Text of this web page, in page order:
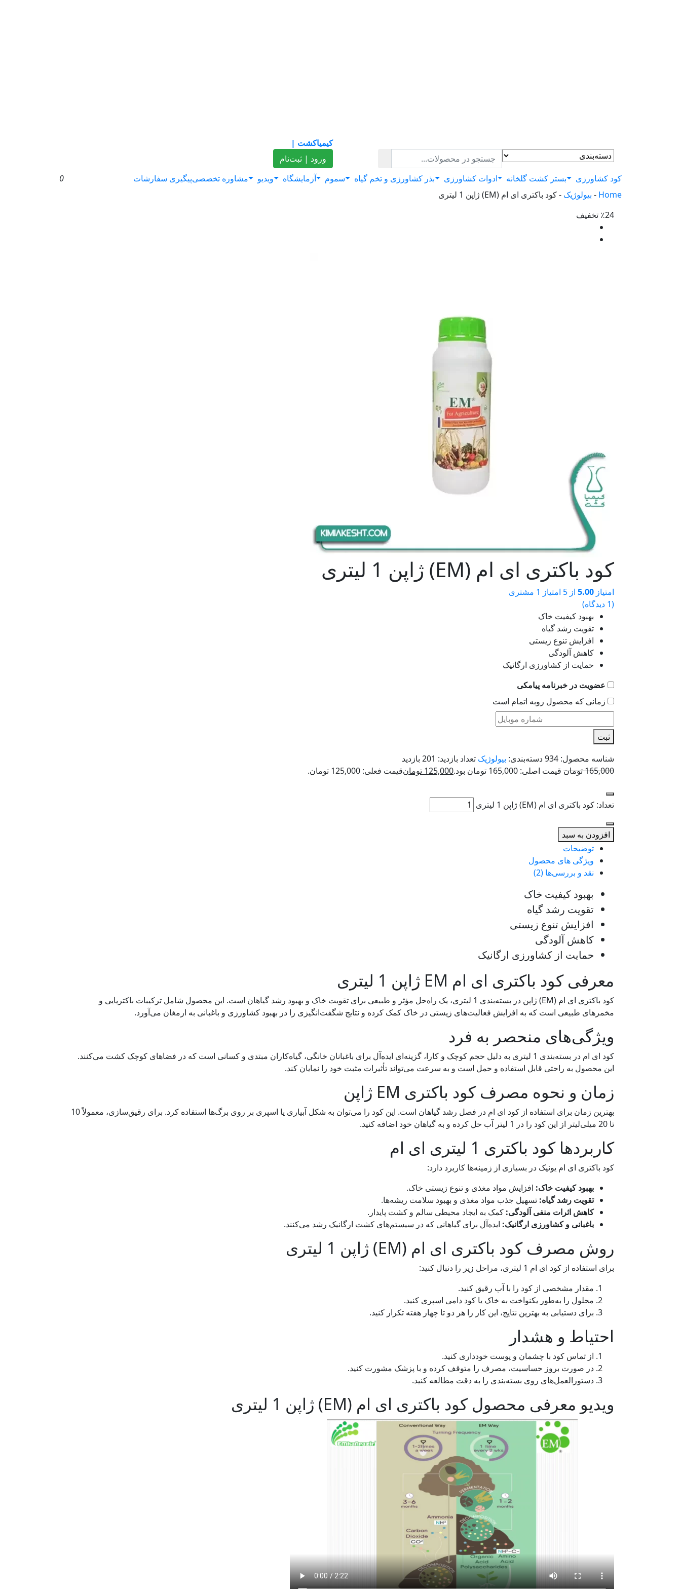
کیمیاکشت |
ورود | ثبت‌نام
کود کشاورزی
بستر کشت گلخانه ادوات کشاورزی بذر کشاورزی و تخم گیاه سموم آزمایشگاه ویدیو مشاوره تخصصیپیگیری سفارشات
0
Home
- بیولوژیک -کود باکتری ای ام (EM) ژاپن 1 لیتری
٪24 تخفیف
کود باکتری ای ام (EM) ژاپن 1 لیتری
امتیاز 5.00 از 5 امتیاز 1 مشتری
(
1 دیدگاه)
بهبود کیفیت خاک
تقویت رشد گیاه
افزایش تنوع زیستی
کاهش آلودگی
حمایت از کشاورزی ارگانیک
عضویت در خبرنامه پیامکی
زمانی که محصول روبه اتمام است
ثبت
شناسه محصول: 934دسته‌بندی: بیولوژیک تعداد بازدید: 201 بازدید
165,000تومان قیمت اصلی: 165,000 تومان بود. 125,000 تومانقیمت فعلی: 125,000 تومان.
تعداد: کود باکتری ای ام (EM) ژاپن 1 لیتری
افزودن به سبد
توضیحات
ویژگی های محصول
نقد و بررسی‌ها (2)
بهبود کیفیت خاک
تقویت رشد گیاه
افزایش تنوع زیستی
کاهش آلودگی
حمایت از کشاورزی ارگانیک
معرفی کود باکتری ای ام EM ژاپن 1 لیتری
کود باکتری ای ام (EM) ژاپن در بسته‌بندی 1 لیتری، یک راه‌حل مؤثر و طبیعی برای تقویت خاک و بهبود رشد گیاهان است. این محصول شامل ترکیبات باکتریایی و
مخمرهای طبیعی است که به افزایش فعالیت‌های زیستی در خاک کمک کرده و نتایج شگفت‌انگیزی را در بهبود کشاورزی و باغبانی به ارمغان می‌آورد.
ویژگی‌های منحصر به فرد
کود ای ام در بسته‌‌بندی 1 لیتری به دلیل حجم کوچک و کارا، گزینه‌ای ایده‌آل برای باغبانان خانگی، گیاه‌کاران مبتدی و کسانی است که در فضاهای کوچک کشت می‌کنند.
این محصول به راحتی قابل استفاده و حمل است و به سرعت می‌تواند تأثیرات مثبت خود را نمایان کند.
زمان و نحوه مصرف کود باکتری EM ژاپن
بهترین زمان برای استفاده از کود ای ام در فصل رشد گیاهان است. این کود را می‌توان به شکل آبیاری یا اسپری بر روی برگ‌ها استفاده کرد. برای رقیق‌سازی، معمولاً 10
تا 20 میلی‌لیتر از این کود را در 1 لیتر آب حل کرده و به گیاهان خود اضافه کنید.
کاربردها کود باکتری 1 لیتری ای ام
کود باکتری ای ام یونیک در بسیاری از زمینه‌ها کاربرد دارد:
بهبود کیفیت خاک: افزایش مواد مغذی و تنوع زیستی خاک.
تقویت رشد گیاه: تسهیل جذب مواد مغذی و بهبود سلامت ریشه‌ها.
کاهش اثرات منفی آلودگی: کمک به ایجاد محیطی سالم و کشت پایدار.
باغبانی و کشاورزی ارگانیک: ایده‌آل برای گیاهانی که در سیستم‌های کشت ارگانیک رشد می‌کنند.
روش مصرف کود باکتری ای ام (EM) ژاپن 1 لیتری
برای استفاده از کود ای ام 1 لیتری، مراحل زیر را دنبال کنید:
مقدار مشخصی از کود را با آب رقیق کنید.
محلول را به‌طور یکنواخت به خاک یا کود دامی اسپری کنید.
برای دستیابی به بهترین نتایج، این کار را هر دو تا چهار هفته تکرار کنید.
احتیاط و هشدار
از تماس کود با چشمان و پوست خودداری کنید.
در صورت بروز حساسیت، مصرف را متوقف کرده و با پزشک مشورت کنید.
دستورالعمل‌های روی بسته‌بندی را به دقت مطالعه کنید.
ویدیو معرفی محصول کود باکتری ای ام (EM) ژاپن 1 لیتری